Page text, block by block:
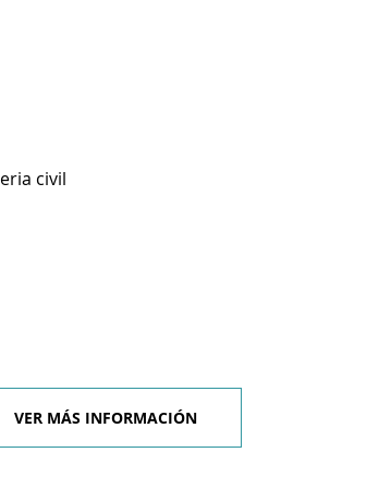
civil
VER MÁS INFORMACIÓN